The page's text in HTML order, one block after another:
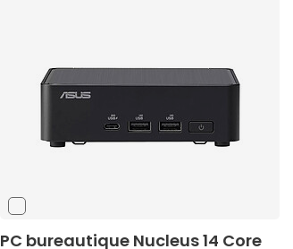
PC bureautique Nucleus 14 Core